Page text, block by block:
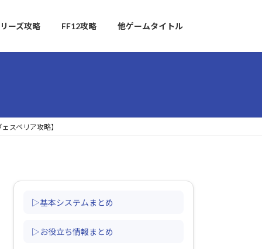
ーズ攻略 FF12攻略 他ゲームタイトル
スペリア攻略】
▷基本システムまとめ
▷お役立ち情報まとめ